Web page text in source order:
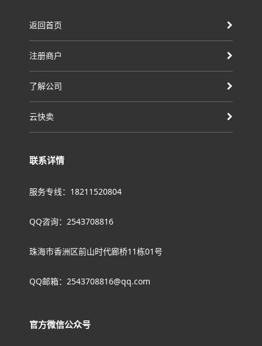
返回首页
注册商户
了解公司
云快卖
联系详情
服务专线：18211520804
QQ咨询：2543708816
珠海市香洲区前山时代廊桥11栋01号
QQ邮箱：2543708816@qq.com
官方微信公众号